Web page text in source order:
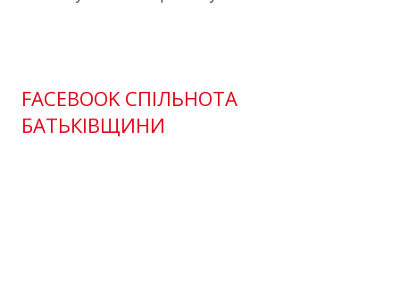
FACEBOOK СПІЛЬНОТА
БАТЬКІВЩИНИ